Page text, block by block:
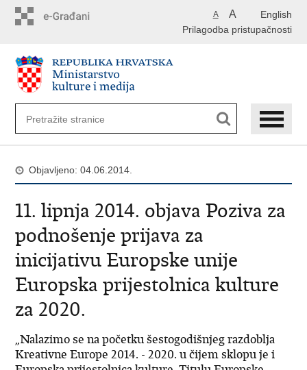
English
A A
Prilagodba pristupačnosti
Objavljeno: 04.06.2014.
11. lipnja 2014. objava Poziva za
podnošenje prijava za
inicijativu Europske unije
Europska prijestolnica kulture
za 2020.
„Nalazimo se na početku šestogodišnjeg razdoblja
Kreativne Europe 2014. - 2020. u čijem sklopu je i